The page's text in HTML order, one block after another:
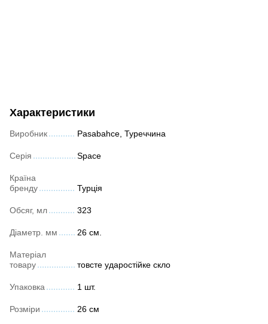
Характеристики
Виробник Pasabahce, Туреччина
Серія Space
Країна
бренду
Турція
Обсяг, мл 323
Діаметр. мм 26 см.
Матеріал
товару
товсте ударостійке скло
Упаковка 1 шт.
Розміри 26 см